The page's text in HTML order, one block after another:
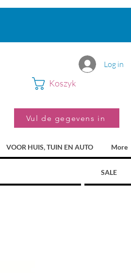
Log in
Koszyk
Vul de gegevens in
VOOR HUIS, TUIN EN AUTO More
SALE